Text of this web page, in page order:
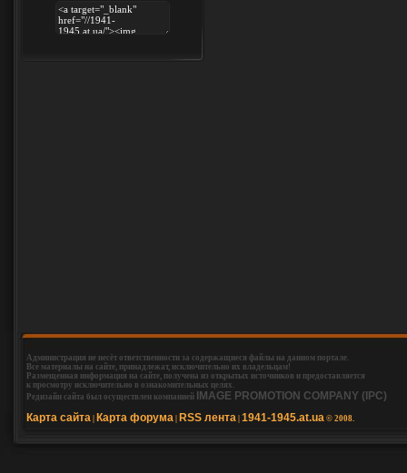
Администрация не несёт ответственности за содержащиеся файлы на данном портале.
Все материалы на сайте, принадлежат, исключительно их владельцам!
Размещенная информация на сайте, получена из открытых источников и предоставляется
к просмотру исключительно в ознакомительных целях.
Редизайн сайта был осуществлен компанией
IMAGE PROMOTION COMPANY (IPC)
Карта сайта Карта форума RSS лента 1941-1945.at.ua © 2008.